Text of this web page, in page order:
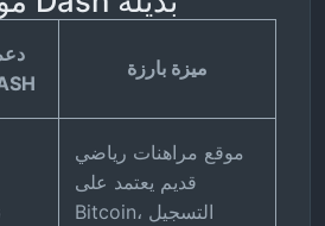
ميزة بارزة
موقع مراهنات رياضي
قديم يعتمد على
Bitcoin، التسجيل